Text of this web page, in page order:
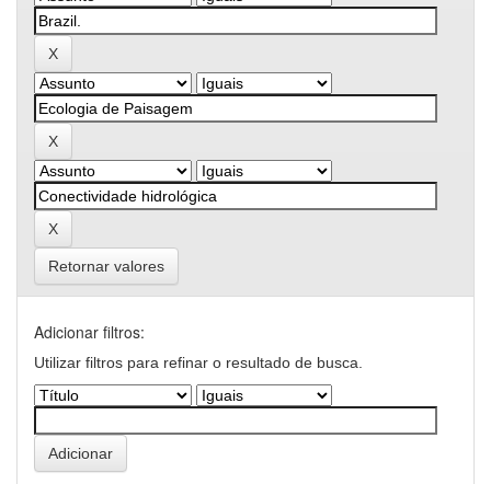
Retornar valores
Adicionar filtros:
Utilizar filtros para refinar o resultado de busca.